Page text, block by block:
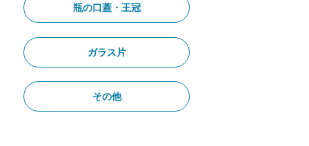
瓶の口蓋・王冠
ガラス片
その他